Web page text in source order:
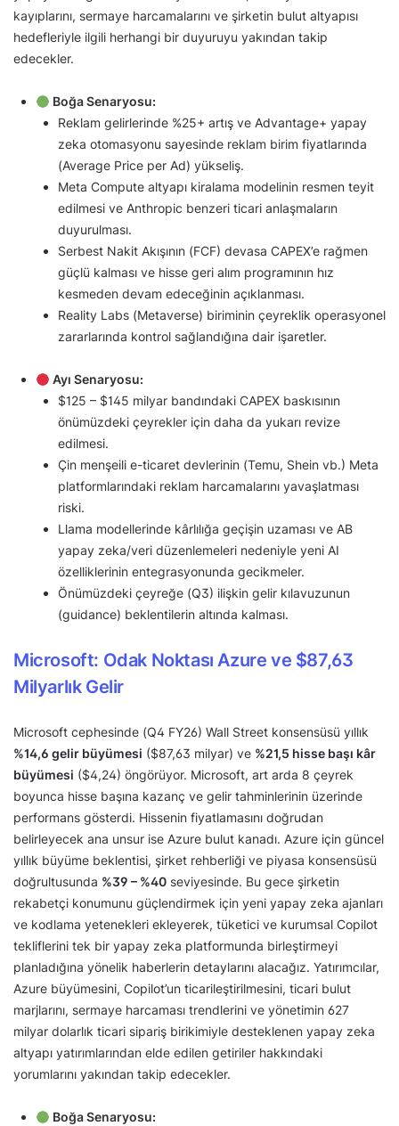
kayıplarını, sermaye harcamalarını ve şirketin bulut altyapısı
hedefleriyle ilgili herhangi bir duyuruyu yakından takip
edecekler.
Boğa Senaryosu:
Reklam gelirlerinde %25+ artış ve Advantage+ yapay
zeka otomasyonu sayesinde reklam birim fiyatlarında
(Average Price per Ad) yükseliş.
Meta Compute altyapı kiralama modelinin resmen teyit
edilmesi ve Anthropic benzeri ticari anlaşmaların
duyurulması.
Serbest Nakit Akışının (FCF) devasa CAPEX’e rağmen
güçlü kalması ve hisse geri alım programının hız
kesmeden devam edeceğinin açıklanması.
Reality Labs (Metaverse) biriminin çeyreklik operasyonel
zararlarında kontrol sağlandığına dair işaretler.
Ayı Senaryosu:
$125 – $145 milyar bandındaki CAPEX baskısının
önümüzdeki çeyrekler için daha da yukarı revize
edilmesi.
Çin menşeili e-ticaret devlerinin (Temu, Shein vb.) Meta
platformlarındaki reklam harcamalarını yavaşlatması
riski.
Llama modellerinde kârlılığa geçişin uzaması ve AB
yapay zeka/veri düzenlemeleri nedeniyle yeni AI
özelliklerinin entegrasyonunda gecikmeler.
Önümüzdeki çeyreğe (Q3) ilişkin gelir kılavuzunun
(guidance) beklentilerin altında kalması.
Microsoft: Odak Noktası Azure ve $87,63
Milyarlık Gelir
Microsoft cephesinde (Q4 FY26) Wall Street konsensüsü yıllık
%14,6 gelir büyümesi ($87,63 milyar) ve %21,5 hisse başı kâr
büyümesi ($4,24) öngörüyor. Microsoft, art arda 8 çeyrek
boyunca hisse başına kazanç ve gelir tahminlerinin üzerinde
performans gösterdi. Hissenin fiyatlamasını doğrudan
belirleyecek ana unsur ise Azure bulut kanadı. Azure için güncel
yıllık büyüme beklentisi, şirket rehberliği ve piyasa konsensüsü
doğrultusunda %39 – %40 seviyesinde. Bu gece şirketin
rekabetçi konumunu güçlendirmek için yeni yapay zeka ajanları
ve kodlama yetenekleri ekleyerek, tüketici ve kurumsal Copilot
tekliflerini tek bir yapay zeka platformunda birleştirmeyi
planladığına yönelik haberlerin detaylarını alacağız. Yatırımcılar,
Azure büyümesini, Copilot’un ticarileştirilmesini, ticari bulut
marjlarını, sermaye harcaması trendlerini ve yönetimin 627
milyar dolarlık ticari sipariş birikimiyle desteklenen yapay zeka
altyapı yatırımlarından elde edilen getiriler hakkındaki
yorumlarını yakından takip edecekler.
Boğa Senaryosu: